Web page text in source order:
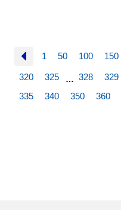
1 50 100 150
320 325 … 328 329
335
340 350 360